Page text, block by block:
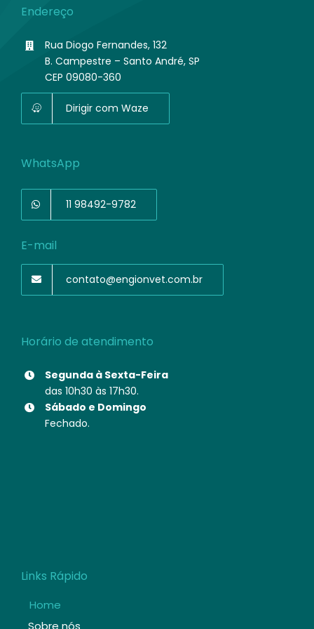
Endereço
Rua Diogo Fernandes, 132
B. Campestre – Santo André, SP
CEP 09080-360
Dirigir com Waze
WhatsApp
11 98492-9782
E-mail
contato@engionvet.com.br
Horário de atendimento
Segunda à Sexta-Feira
das 10h30 às 17h30.
Sábado e Domingo
Fechado.
Links Rápido
Home
Sobre nós